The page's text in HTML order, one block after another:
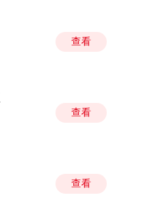
查看
查看
查看